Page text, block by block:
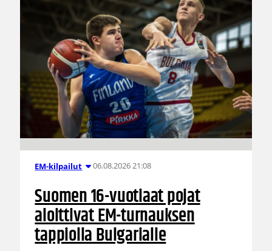
EM-kilpailut 06.08.2026 21:08
Suomen 16-vuotiaat pojat
aloittivat EM-turnauksen
tappiolla Bulgarialle